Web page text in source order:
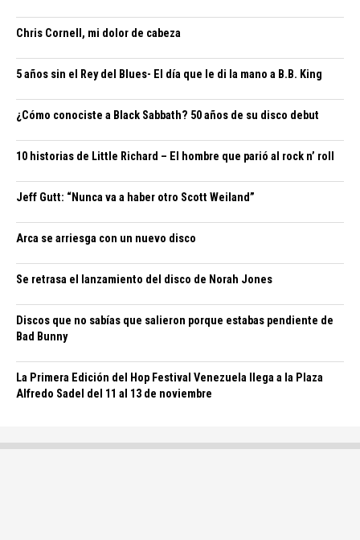
Chris Cornell, mi dolor de cabeza
5 años sin el Rey del Blues- El día que le di la mano a B.B. King
¿Cómo conociste a Black Sabbath? 50 años de su disco debut
10 historias de Little Richard – El hombre que parió al rock n’ roll
Jeff Gutt: “Nunca va a haber otro Scott Weiland”
Arca se arriesga con un nuevo disco
Se retrasa el lanzamiento del disco de Norah Jones
Discos que no sabías que salieron porque estabas pendiente de
Bad Bunny
La Primera Edición del Hop Festival Venezuela llega a la Plaza
Alfredo Sadel del 11 al 13 de noviembre